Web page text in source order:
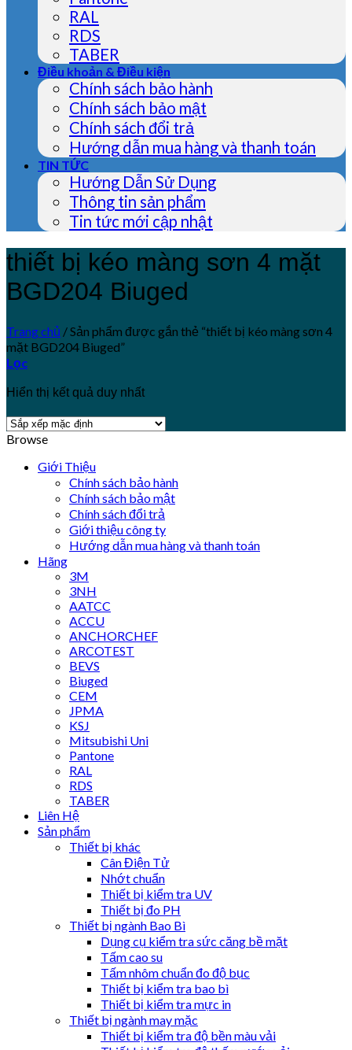
RAL
RDS
TABER
Điều khoản & Điều kiện
Chính sách bảo hành
Chính sách bảo mật
Chính sách đổi trả
Hướng dẫn mua hàng và thanh toán
TIN TỨC
Hướng Dẫn Sử Dụng
Thông tin sản phẩm
Tin tức mới cập nhật
thiết bị kéo màng sơn 4 mặt
BGD204 Biuged
Trang chủ /Sản phẩm được gắn thẻ “thiết bị kéo màng sơn 4
mặt BGD204 Biuged”
Lọc
Hiển thị kết quả duy nhất
Browse
Giới Thiệu
Chính sách bảo hành
Chính sách bảo mật
Chính sách đổi trả
Giới thiệu công ty
Hướng dẫn mua hàng và thanh toán
Hãng
3M
3NH
AATCC
ACCU
ANCHORCHEF
ARCOTEST
BEVS
Biuged
CEM
JPMA
KSJ
Mitsubishi Uni
Pantone
RAL
RDS
TABER
Liên Hệ
Sản phẩm
Thiết bị khác
Cân Điện Tử
Nhớt chuẩn
Thiết bị kiểm tra UV
Thiết bị đo PH
Thiết bị ngành Bao Bì
Dụng cụ kiểm tra sức căng bề mặt
Tấm cao su
Tấm nhôm chuẩn đo độ bục
Thiết bị kiểm tra bao bì
Thiết bị kiểm tra mực in
Thiết bị ngành may mặc
Thiết bị kiểm tra độ bền màu vải